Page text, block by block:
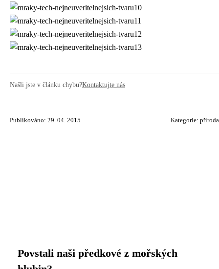
Našli jste v článku chybu?Kontaktujte nás
Publikováno: 29. 04. 2015 Kategorie: příroda
Povstali naši předkové z mořských